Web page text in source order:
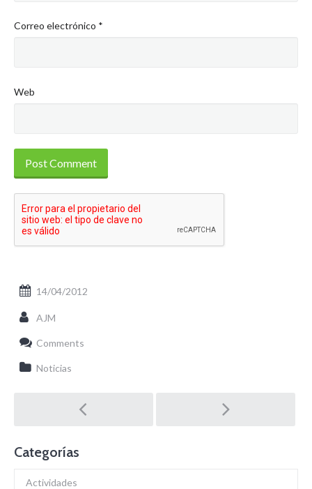
Correo electrónico *
Web
14/04/2012
AJM
Comments
Noticias
Post
navigation
Categorías
Actividades